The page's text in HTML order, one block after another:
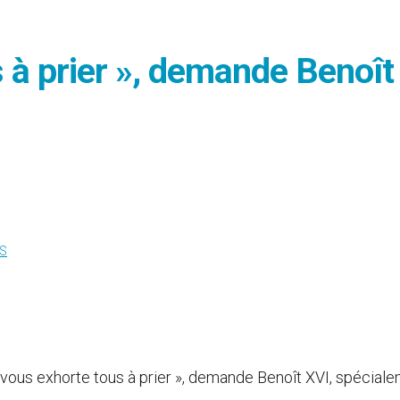
prier », demande Benoît
exhorte tous à prier », demande Benoît XVI,